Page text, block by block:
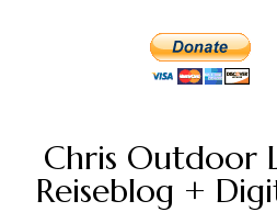
Chris Outdoor
Reiseblog +